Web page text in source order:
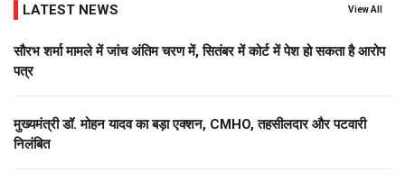
LATEST NEWS View All
सौरभ शर्मा मामले में जांच अंतिम चरण में, सितंबर में कोर्ट में पेश हो सकता है आरोप
पत्र
मुख्यमंत्री डॉ. मोहन यादव का बड़ा एक्शन, CMHO, तहसीलदार और पटवारी
निलंबित